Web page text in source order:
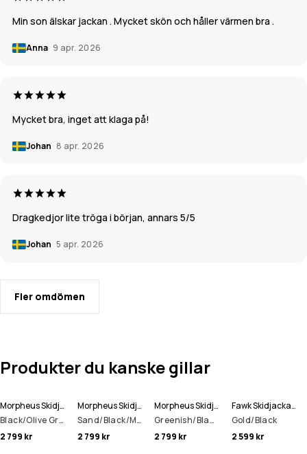
Min son älskar jackan . Mycket skön och håller värmen bra .
Anna 9 apr. 2026
Mycket bra, inget att klaga på!
Johan 8 apr. 2026
Dragkedjor lite tröga i början, annars 5/5
Johan 5 apr. 2026
Fler omdömen
Produkter du kanske gillar
Morpheus Skidjacka Man
Black/Olive Green/Light Grey
2 799 kr
Morpheus Skidjacka Man
Sand/Black/Metal Blue
2 799 kr
Morpheus Skidjacka Man
Greenish/Black
2 799 kr
Fawk Skidjacka Man
Gold/Black
2 599 kr